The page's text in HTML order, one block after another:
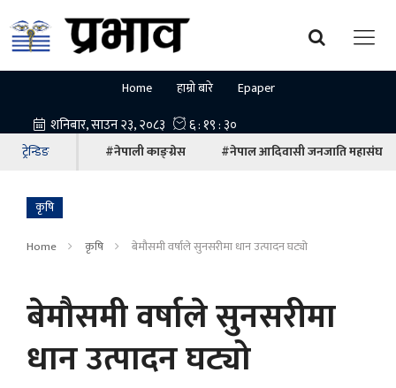
Home हाम्रो बारे Epaper
ट्रेन्डिङ #नेपाली काङ्ग्रेस #नेपाल आदिवासी जनजाति महासंघ
कृषि
Home कृषि बेमौसमी वर्षाले सुनसरीमा धान उत्पादन घट्यो
बेमौसमी वर्षाले सुनसरीमा
धान उत्पादन घट्यो